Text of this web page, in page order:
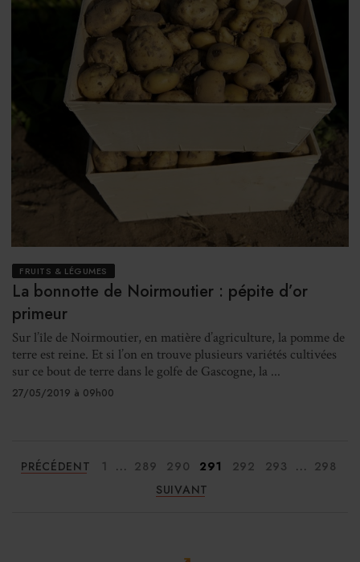
FRUITS & LÉGUMES
La bonnotte de Noirmoutier : pépite d’or
primeur
Sur l’île de Noirmoutier, en matière d’agriculture, la pomme de
terre est reine. Et si l’on en trouve plusieurs variétés cultivées
sur ce bout de terre dans le golfe de Gascogne, la ...
27/05/2019 à 09h00
PRÉCÉDENT 1 ... 289 290 291 292 293 ... 298
SUIVANT